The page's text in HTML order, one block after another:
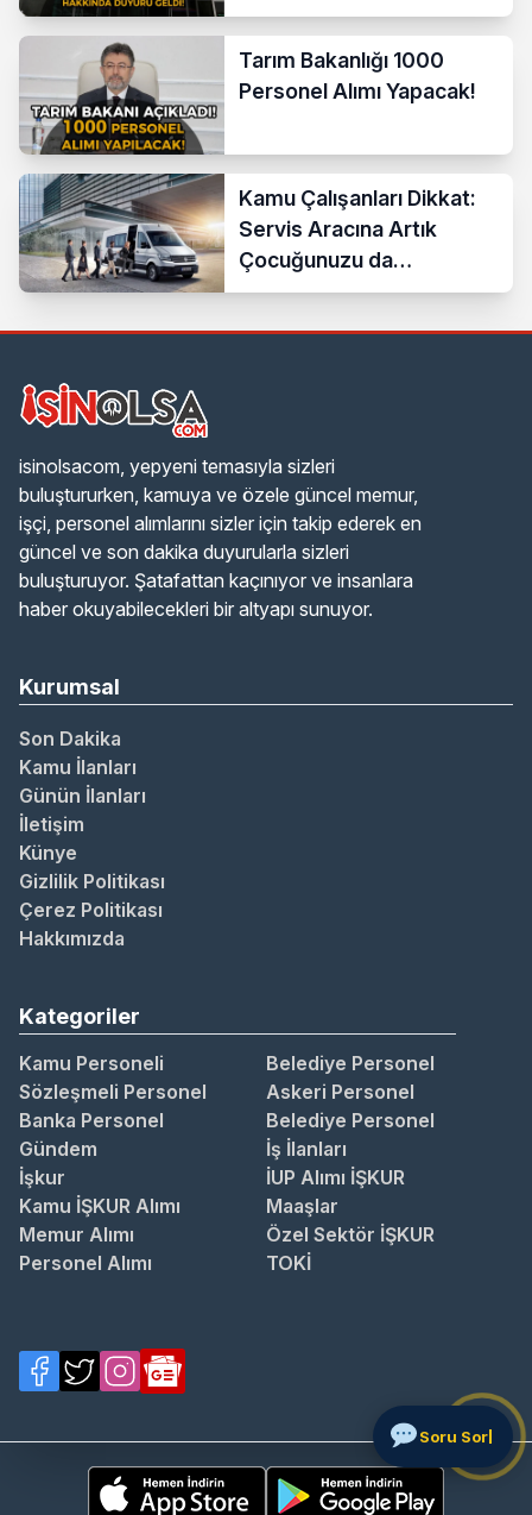
Tarım Bakanlığı 1000
Personel Alımı Yapacak!
Kamu Çalışanları Dikkat:
Servis Aracına Artık
Çocuğunuzu da
Bindirebilirsiniz
isinolsacom, yepyeni temasıyla sizleri
buluştururken, kamuya ve özele güncel memur,
işçi, personel alımlarını sizler için takip ederek en
güncel ve son dakika duyurularla sizleri
buluşturuyor. Şatafattan kaçınıyor ve insanlara
haber okuyabilecekleri bir altyapı sunuyor.
Kurumsal
Son Dakika
Kamu İlanları
Günün İlanları
İletişim
Künye
Gizlilik Politikası
Çerez Politikası
Hakkımızda
Kategoriler
Kamu Personeli
Belediye Personel
Sözleşmeli Personel
Askeri Personel
Banka Personel
Belediye Personel
Gündem
İş İlanları
İşkur
İUP Alımı İŞKUR
Kamu İŞKUR Alımı
Maaşlar
Memur Alımı
Özel Sektör İŞKUR
Personel Alımı
TOKİ